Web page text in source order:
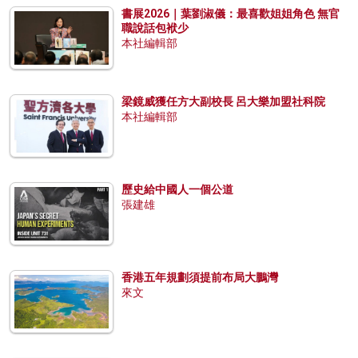
書展2026｜葉劉淑儀：最喜歡姐姐角色 無官
職說話包袱少
本社編輯部
梁鏡威獲任方大副校長 呂大樂加盟社科院
本社編輯部
歷史給中國人一個公道
張建雄
香港五年規劃須提前布局大鵬灣
來文